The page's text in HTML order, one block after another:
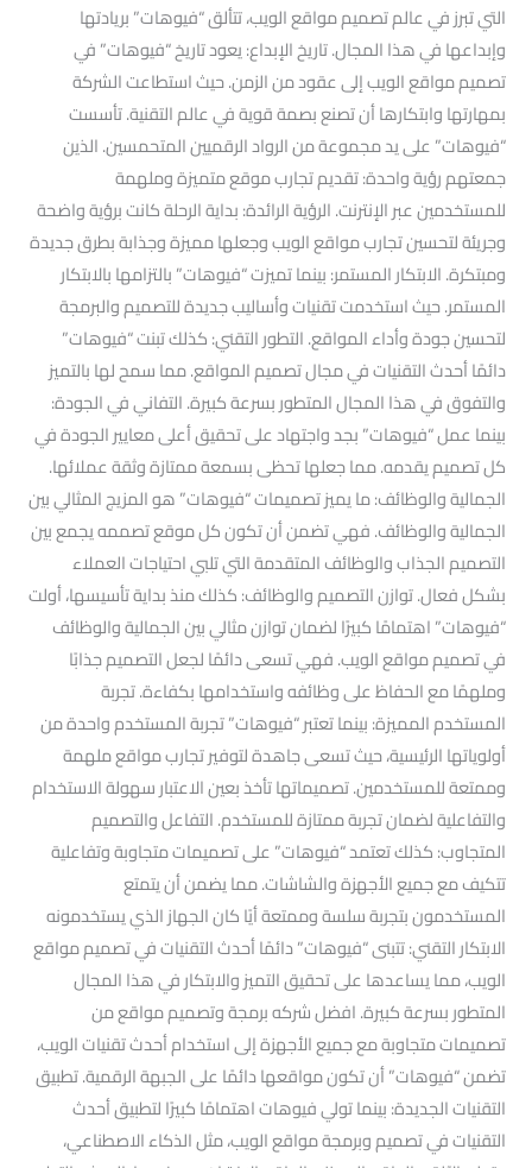
التي تبرز في عالم تصميم مواقع الويب، تتألق “فيوهات” بريادتها
وإبداعها في هذا المجال. تاريخ الإبداع: يعود تاريخ “فيوهات” في
تصميم مواقع الويب إلى عقود من الزمن. حيث استطاعت الشركة
بمهارتها وابتكارها أن تصنع بصمة قوية في عالم التقنية. تأسست
“فيوهات” على يد مجموعة من الرواد الرقميين المتحمسين. الذين
جمعتهم رؤية واحدة: تقديم تجارب موقع متميزة وملهمة
للمستخدمين عبر الإنترنت. الرؤية الرائدة: بداية الرحلة كانت برؤية واضحة
وجريئة لتحسين تجارب مواقع الويب وجعلها مميزة وجذابة بطرق جديدة
ومبتكرة. الابتكار المستمر: بينما تميزت “فيوهات” بالتزامها بالابتكار
المستمر. حيث استخدمت تقنيات وأساليب جديدة للتصميم والبرمجة
لتحسين جودة وأداء المواقع. التطور التقني: كذلك تبنت “فيوهات”
دائمًا أحدث التقنيات في مجال تصميم المواقع. مما سمح لها بالتميز
والتفوق في هذا المجال المتطور بسرعة كبيرة. التفاني في الجودة:
بينما عمل “فيوهات” بجد واجتهاد على تحقيق أعلى معايير الجودة في
كل تصميم يقدمه. مما جعلها تحظى بسمعة ممتازة وثقة عملائها.
الجمالية والوظائف: ما يميز تصميمات “فيوهات” هو المزيج المثالي بين
الجمالية والوظائف. فهي تضمن أن تكون كل موقع تصممه يجمع بين
التصميم الجذاب والوظائف المتقدمة التي تلبي احتياجات العملاء
بشكل فعال. توازن التصميم والوظائف: كذلك منذ بداية تأسيسها، أولت
“فيوهات” اهتمامًا كبيرًا لضمان توازن مثالي بين الجمالية والوظائف
في تصميم مواقع الويب. فهي تسعى دائمًا لجعل التصميم جذابًا
وملهمًا مع الحفاظ على وظائفه واستخدامها بكفاءة. تجربة
المستخدم المميزة: بينما تعتبر “فيوهات” تجربة المستخدم واحدة من
أولوياتها الرئيسية، حيث تسعى جاهدة لتوفير تجارب مواقع ملهمة
وممتعة للمستخدمين. تصميماتها تأخذ بعين الاعتبار سهولة الاستخدام
والتفاعلية لضمان تجربة ممتازة للمستخدم. التفاعل والتصميم
المتجاوب: كذلك تعتمد “فيوهات” على تصميمات متجاوبة وتفاعلية
تتكيف مع جميع الأجهزة والشاشات. مما يضمن أن يتمتع
المستخدمون بتجربة سلسة وممتعة أيًا كان الجهاز الذي يستخدمونه
الابتكار التقني: تتبنى “فيوهات” دائمًا أحدث التقنيات في تصميم مواقع
الويب، مما يساعدها على تحقيق التميز والابتكار في هذا المجال
المتطور بسرعة كبيرة. افضل شركه برمجة وتصميم مواقع من
تصميمات متجاوبة مع جميع الأجهزة إلى استخدام أحدث تقنيات الويب،
تضمن “فيوهات” أن تكون مواقعها دائمًا على الجبهة الرقمية. تطبيق
التقنيات الجديدة: بينما تولي فيوهات اهتمامًا كبيرًا لتطبيق أحدث
التقنيات في تصميم وبرمجة مواقع الويب، مثل الذكاء الاصطناعي،